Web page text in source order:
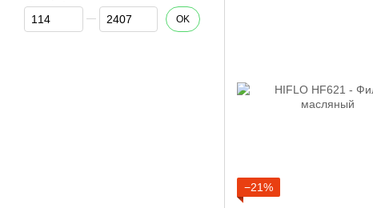
−21%
От Цена, грн
До Цена, грн OK